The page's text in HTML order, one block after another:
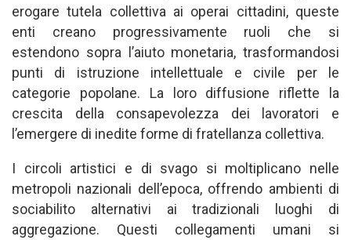
erogare tutela collettiva ai operai cittadini, queste
enti creano progressivamente ruoli che si
estendono sopra l’aiuto monetaria, trasformandosi
punti di istruzione intellettuale e civile per le
categorie popolane. La loro diffusione riflette la
crescita della consapevolezza dei lavoratori e
l’emergere di inedite forme di fratellanza collettiva.
I circoli artistici e di svago si moltiplicano nelle
metropoli nazionali dell’epoca, offrendo ambienti di
sociabilito alternativi ai tradizionali luoghi di
aggregazione. Questi collegamenti umani si